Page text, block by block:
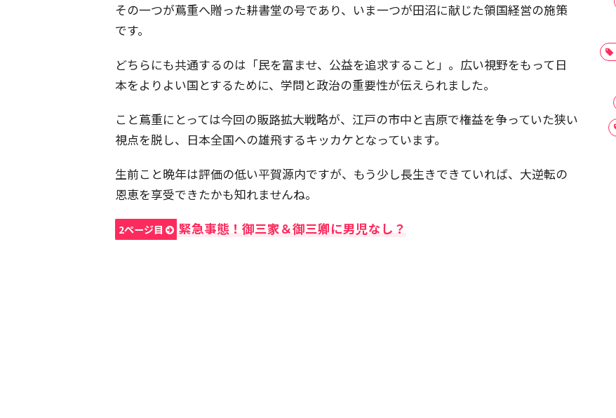
その一つが蔦重へ贈った耕書堂の号であり、いま一つが田沼に献じた領国経営の施策
です。
どちらにも共通するのは「民を富ませ、公益を追求すること」。広い視野をもって日
本をよりよい国とするために、学問と政治の重要性が伝えられました。
こと蔦重にとっては今回の販路拡大戦略が、江戸の市中と吉原で権益を争っていた狭い
視点を脱し、日本全国への雄飛するキッカケとなっています。
生前こと晩年は評価の低い平賀源内ですが、もう少し長生きできていれば、大逆転の
恩恵を享受できたかも知れませんね。
2ページ目 緊急事態！御三家＆御三卿に男児なし？